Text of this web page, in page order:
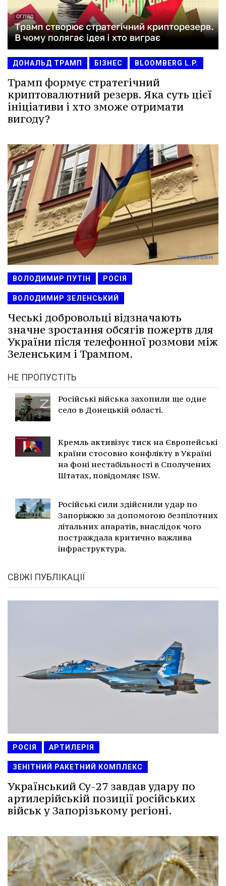
ДОНАЛЬД ТРАМП БІЗНЕС BLOOMBERG L.P.
Трамп формує стратегічний
криптовалютний резерв. Яка суть цієї
ініціативи і хто зможе отримати
вигоду?
ВОЛОДИМИР ПУТІН РОСІЯ
ВОЛОДИМИР ЗЕЛЕНСЬКИЙ
Чеські добровольці відзначають
значне зростання обсягів пожертв для
України після телефонної розмови між
Зеленським і Трампом.
НЕ ПРОПУСТІТЬ
Російські війська захопили ще одне
село в Донецькій області.
Кремль активізує тиск на Європейські
країни стосовно конфлікту в Україні
на фоні нестабільності в Сполучених
Штатах, повідомляє ISW.
Російські сили здійснили удар по
Запоріжжю за допомогою безпілотних
літальних апаратів, внаслідок чого
постраждала критично важлива
інфраструктура.
СВІЖІ ПУБЛІКАЦІЇ
РОСІЯ АРТИЛЕРІЯ
ЗЕНІТНИЙ РАКЕТНИЙ КОМПЛЕКС
Український Су-27 завдав удару по
артилерійській позиції російських
військ у Запорізькому регіоні.